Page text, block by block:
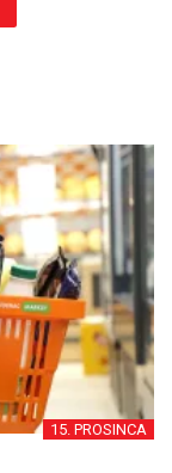
15. PROSINCA